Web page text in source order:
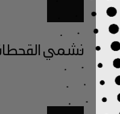
نشمي القحطاني